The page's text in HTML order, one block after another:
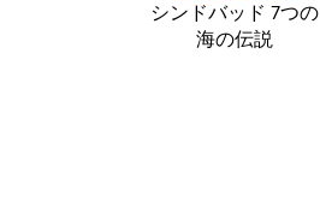
シンドバッド 7つの
海の伝説